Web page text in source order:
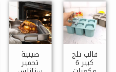
قالب ثلج
كبير 6
صينية
تحمير